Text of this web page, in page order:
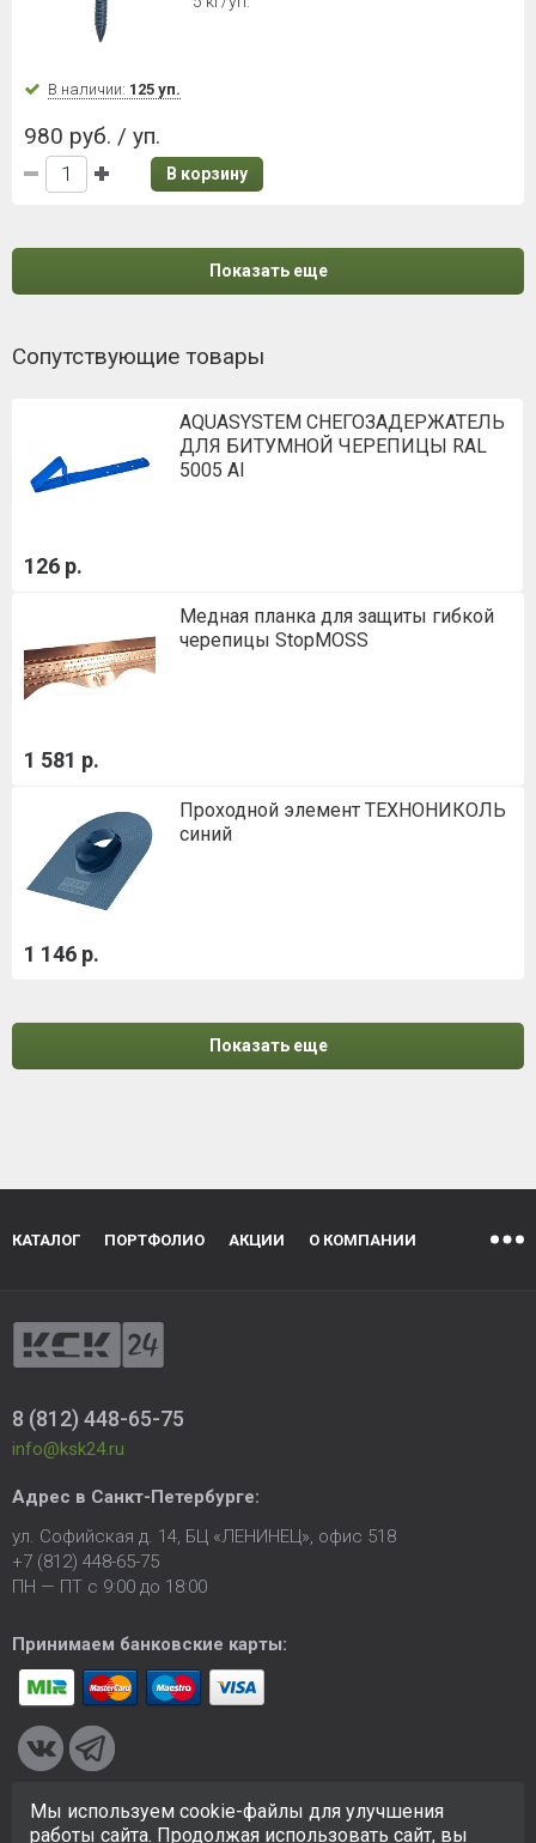
В наличии: 125 уп.
980 руб. / уп.
В корзину
Показать еще
Сопутствующие товары
AQUASYSTEM СНЕГОЗАДЕРЖАТЕЛЬ
ДЛЯ БИТУМНОЙ ЧЕРЕПИЦЫ RAL
5005 Al
126 р.
Медная планка для защиты гибкой
черепицы StopMOSS
1 581 р.
Проходной элемент ТЕХНОНИКОЛЬ
синий
1 146 р.
Показать еще
КАТАЛОГ ПОРТФОЛИО АКЦИИ О КОМПАНИИ
8 (812) 448-65-75
info@ksk24.ru
Адрес в Санкт-Петербурге:
ул. Софийская д. 14, БЦ «ЛЕНИНЕЦ», офис 518
+7 (812) 448-65-75
ПН — ПТ с 9:00 до 18:00
Принимаем банковские карты:
© 2005-2026 ООО «КСК». Сайтhttps://ksk24.ruсоздан
Мы используем cookie-файлы для улучшения
работы сайта. Продолжая использовать сайт, вы